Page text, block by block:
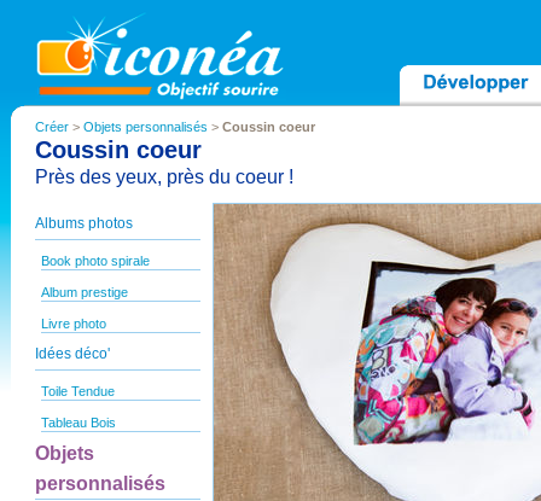
Créer > Objets personnalisés > Coussin coeur
Coussin coeur
Près des yeux, près du coeur !
Albums photos
Book photo spirale
Album prestige
Livre photo
Idées déco'
Toile Tendue
Tableau Bois
Objets
personnalisés